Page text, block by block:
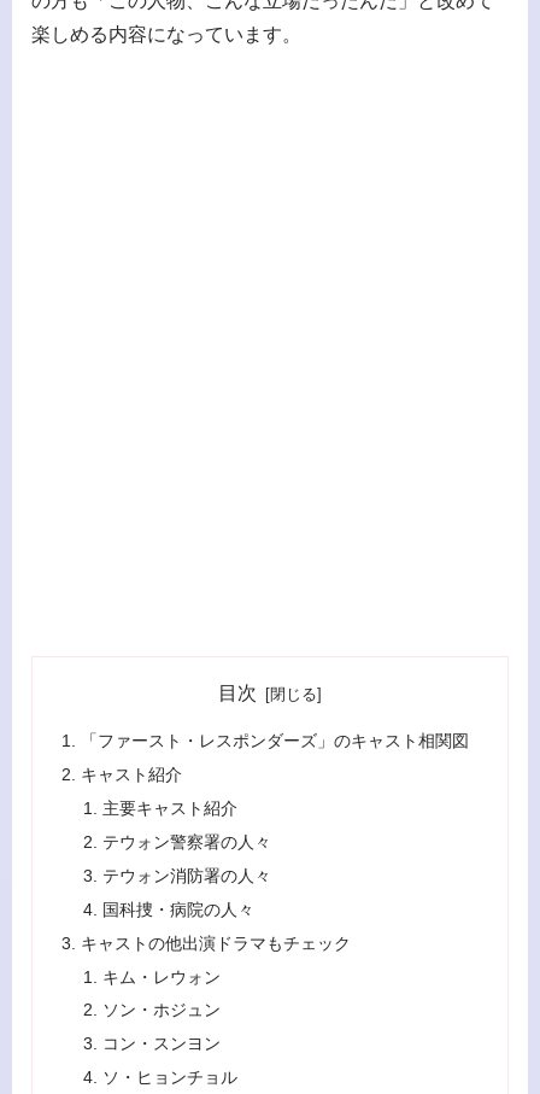
楽しめる内容になっています。
目次
「ファースト・レスポンダーズ」のキャスト相関図
キャスト紹介
主要キャスト紹介
テウォン警察署の人々
テウォン消防署の人々
国科捜・病院の人々
キャストの他出演ドラマもチェック
キム・レウォン
ソン・ホジュン
コン・スンヨン
ソ・ヒョンチョル